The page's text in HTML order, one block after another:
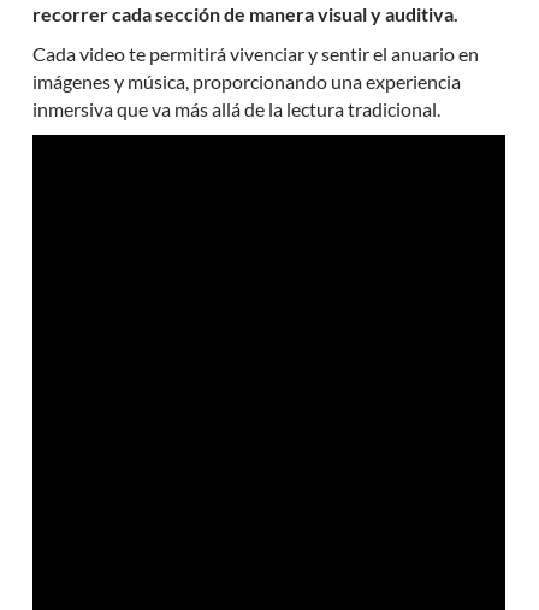
recorrer cada sección de manera visual y auditiva.
Cada video te permitirá vivenciar y sentir el anuario en
imágenes y música, proporcionando una experiencia
inmersiva que va más allá de la lectura tradicional.